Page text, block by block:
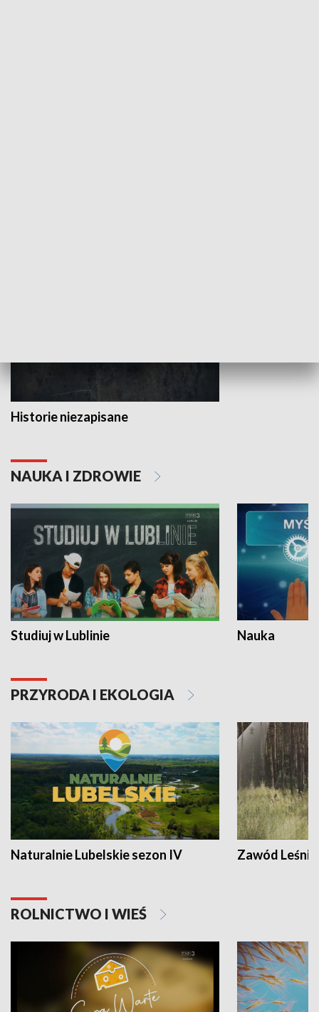
Historie niezapisane
NAUKA I ZDROWIE
Studiuj w Lublinie Nauka
PRZYRODA I EKOLOGIA
Naturalnie Lubelskie sezon IV Zawód Leśnik
ROLNICTWO I WIEŚ